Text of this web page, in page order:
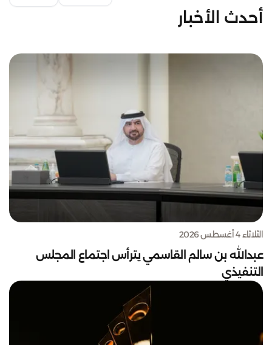
أحدث الأخبار
الثلاثاء 4 أغسطس 2026
عبدالله بن سالم القاسمي يترأس اجتماع المجلس
التنفيذي